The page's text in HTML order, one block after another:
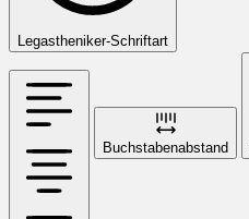
Legastheniker-Schriftart
Buchstabenabstand